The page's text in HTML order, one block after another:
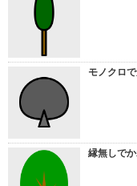
モノクロ
縁無しで